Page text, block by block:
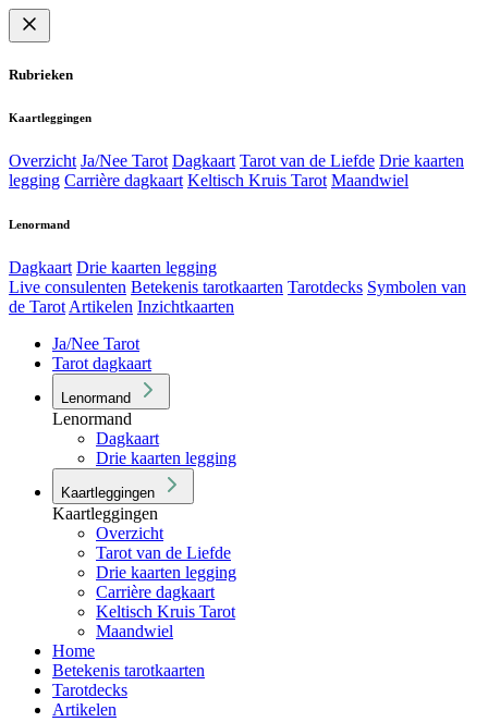
Rubrieken
Kaartleggingen
Overzicht Ja/Nee Tarot Dagkaart Tarot van de Liefde Drie kaarten
legging Carrière dagkaart Keltisch Kruis Tarot Maandwiel
Lenormand
Dagkaart Drie kaarten legging
Live consulenten Betekenis tarotkaarten Tarotdecks Symbolen van
de Tarot Artikelen Inzichtkaarten
Ja/Nee Tarot
Tarot dagkaart
Lenormand
Lenormand
Dagkaart
Drie kaarten legging
Kaartleggingen
Kaartleggingen
Overzicht
Tarot van de Liefde
Drie kaarten legging
Carrière dagkaart
Keltisch Kruis Tarot
Maandwiel
Home
Betekenis tarotkaarten
Tarotdecks
Artikelen